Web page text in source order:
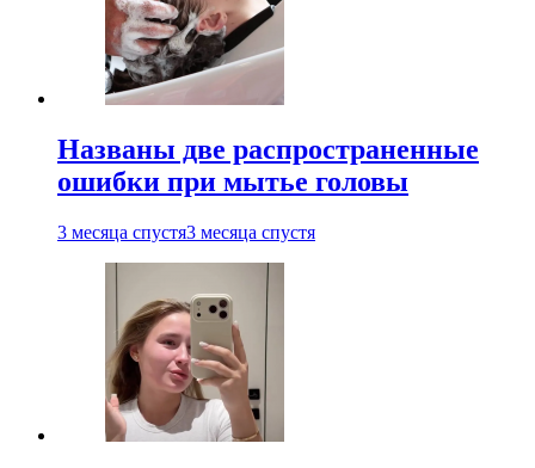
Названы две распространенные
ошибки при мытье головы
3 месяца спустя3 месяца спустя